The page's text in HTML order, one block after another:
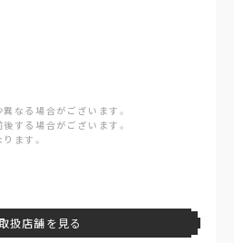
なる場合がございます。
する場合がございます。
ます。
扱店舗を見る